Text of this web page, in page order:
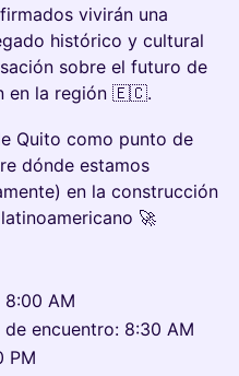
vivirán una
histórico y cultural
sobre el futuro de
en la región 🇪🇨.
Quito como punto de
dónde estamos
en la construcción
🚀
8:00 AM
de encuentro: 8:30 AM
PM